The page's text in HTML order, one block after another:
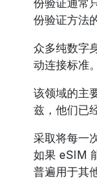
份验证通常
份验证方法
众多纯数字
动连接标准。
该领域的主
兹，他们已
采取将每一
如果 eSIM
普遍用于其